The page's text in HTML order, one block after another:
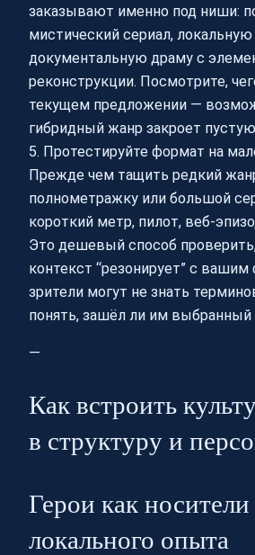
заказывают именно под ниши:
мистический сериал,
документальную драму с
реконструкции. Посмотрите,
текущем предложении —
гибридный жанр закроет
5. Протестируйте формат на
Прежде чем тащить редкий
полнометражку или большой
короткий метр, пилот, веб-
Это дешевый способ
контекст “резонирует” с
зрители могут не знать
понять, зашёл ли им выбранный
—
Как встроить
в структуру и
Герои как носители
локального опыта